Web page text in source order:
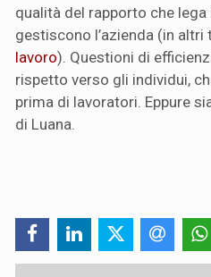
qualità del rapporto che
gestiscono l’azienda (in altri
lavoro). Questioni di
rispetto verso gli individui,
prima di lavoratori. Eppure
di Luana.